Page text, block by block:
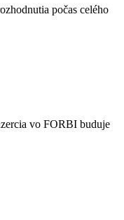
počas celého
vo FORBI buduje